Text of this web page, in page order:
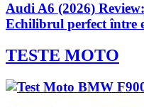
Audi A6 (2026)
Echilibrul perfect între
TESTE MOTO